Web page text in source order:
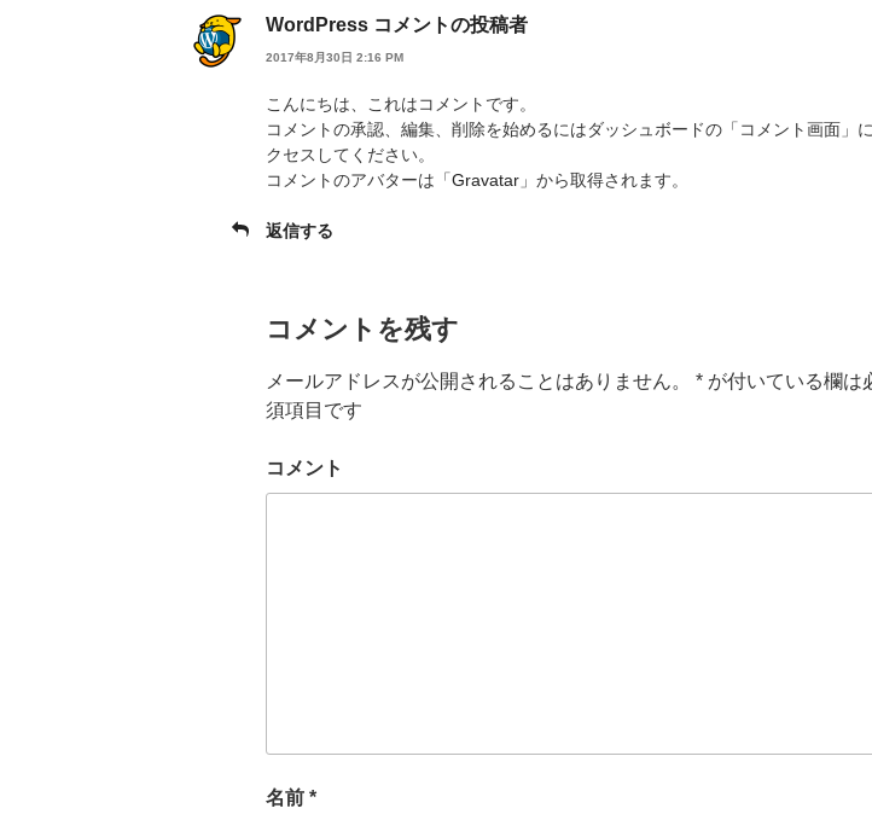
WordPress コメントの投稿者
2017年8月30日 2:16 PM
こんにちは、これはコメントです。
コメントの承認、編集、削除を始めるにはダッシュボードの「コメント画面」
クセスしてください。
コメントのアバターは「Gravatar 」から取得されます。
返信する
コメントを残す
メールアドレスが公開されることはありません。 * が付いている欄は
須項目です
コメント
名前 *